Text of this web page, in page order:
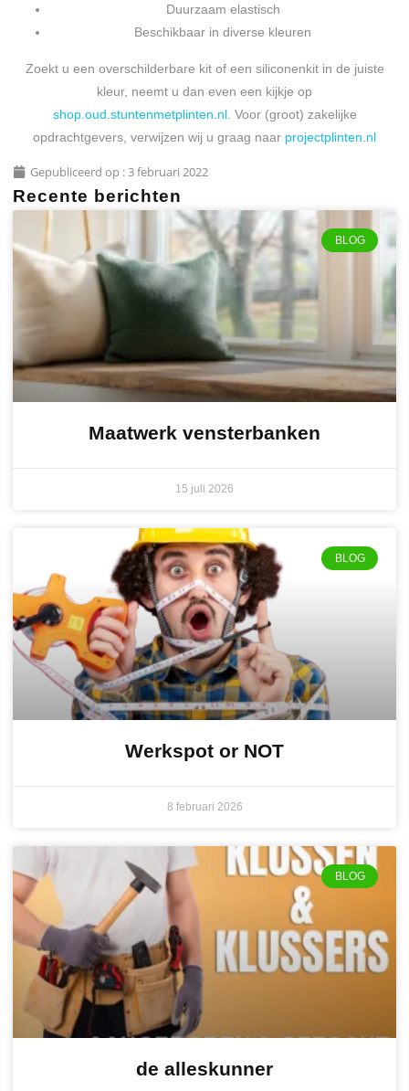
Duurzaam elastisch
Beschikbaar in diverse kleuren
Zoekt u een overschilderbare kit of een siliconenkit in de juiste
kleur, neemt u dan even een kijkje op
shop.oud.stuntenmetplinten.nl. Voor (groot) zakelijke
opdrachtgevers, verwijzen wij u graag naar projectplinten.nl
Gepubliceerd op :3 februari 2022
Recente berichten
BLOG
Maatwerk vensterbanken
15 juli 2026
BLOG
Werkspot or NOT
8 februari 2026
BLOG
de alleskunner